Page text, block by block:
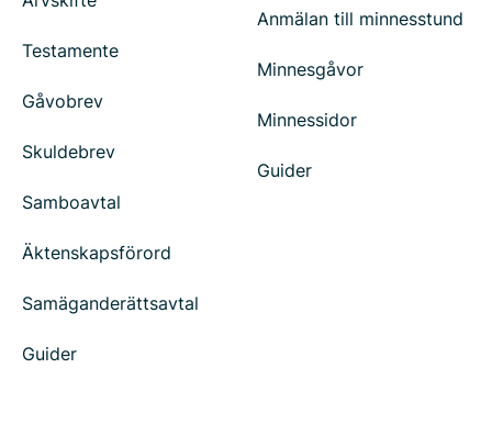
Testamente
Gåvobrev
Skuldebrev
Samboavtal
Äktenskapsförord
Samäganderättsavtal
Guider
Anmälan till minnesstund
Minnesgåvor
Minnessidor
Guider